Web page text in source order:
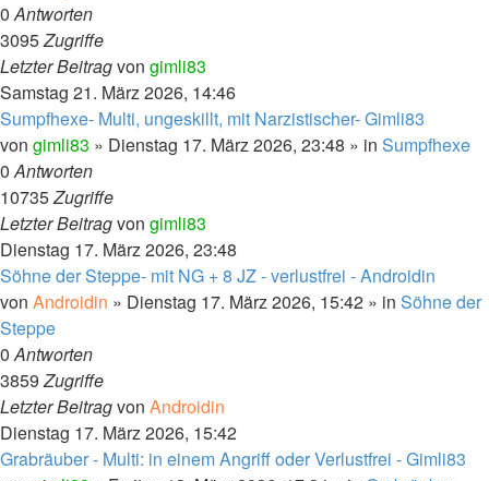
0Antworten
3095Zugriffe
Letzter Beitragvon gimli83
Samstag 21. März 2026, 14:46
Sumpfhexe- Multi, ungeskillt, mit Narzistischer- Gimli83
von gimli83 » Dienstag 17. März 2026, 23:48 » in Sumpfhexe
0Antworten
10735Zugriffe
Letzter Beitragvon gimli83
Dienstag 17. März 2026, 23:48
Söhne der Steppe- mit NG + 8 JZ - verlustfrei - Androidin
von Androidin » Dienstag 17. März 2026, 15:42 » in Söhne der
Steppe
0Antworten
3859Zugriffe
Letzter Beitragvon Androidin
Dienstag 17. März 2026, 15:42
Grabräuber - Multi: in einem Angriff oder Verlustfrei - Gimli83